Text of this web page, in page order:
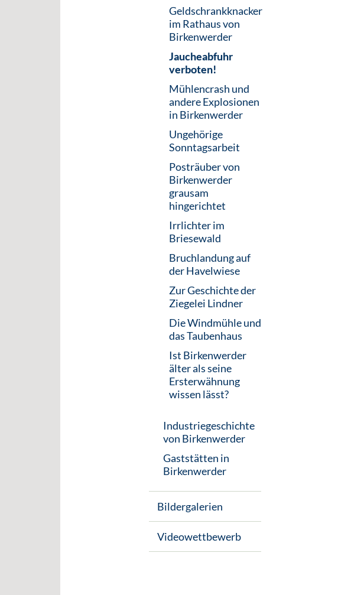
Geldschrankknacker
im Rathaus von
Birkenwerder
Jaucheabfuhr
verboten!
Mühlencrash und
andere Explosionen
in Birkenwerder
Ungehörige
Sonntagsarbeit
Posträuber von
Birkenwerder
grausam
hingerichtet
Irrlichter im
Briesewald
Bruchlandung auf
der Havelwiese
Zur Geschichte der
Ziegelei Lindner
Die Windmühle und
das Taubenhaus
Ist Birkenwerder
älter als seine
Ersterwähnung
wissen lässt?
Industriegeschichte
von Birkenwerder
Gaststätten in
Birkenwerder
Bildergalerien
Videowettbewerb